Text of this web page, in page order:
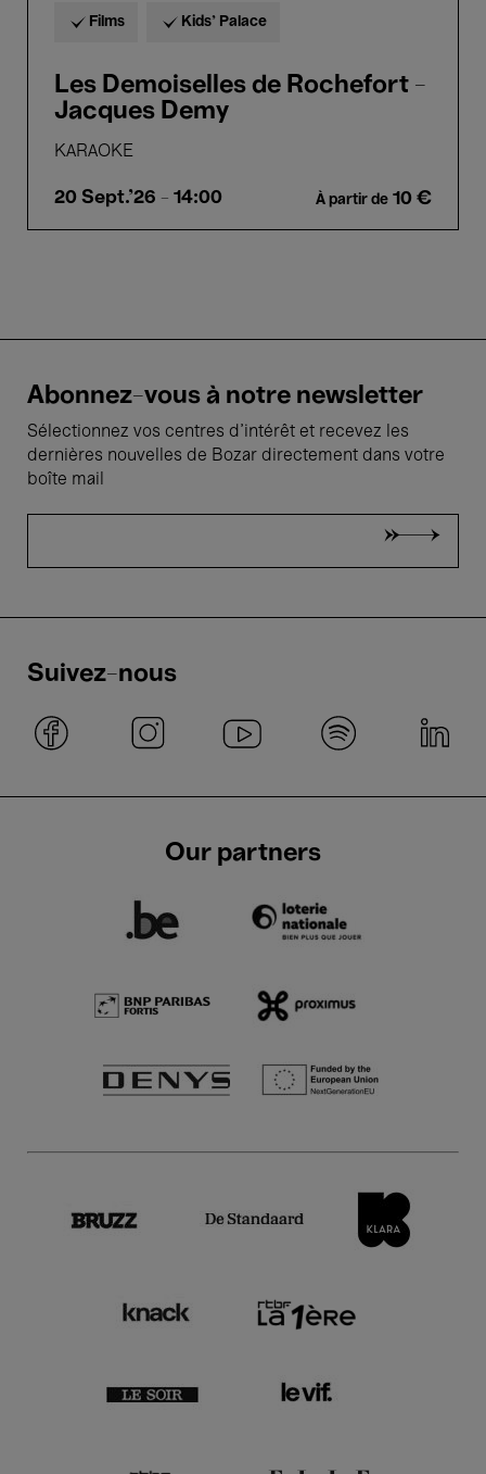
Films Kids’ Palace
Les Demoiselles de Rochefort -
Jacques Demy
KARAOKE
20 Sept.'26 - 14:00 À partir de 10 €
Abonnez-vous à notre newsletter
Sélectionnez vos centres d'intérêt et recevez les
dernières nouvelles de Bozar directement dans votre
boîte mail
Suivez-nous
Our partners